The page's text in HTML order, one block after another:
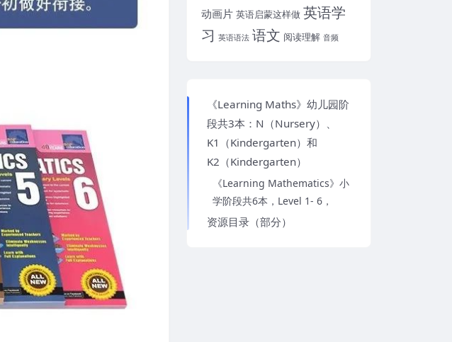
动画片 英语启蒙这样做 英语学
习 英语语法 语文 阅读理解 音频
《Learning Maths》幼儿园阶
段共3本：N（Nursery）、
K1（Kindergarten）和
K2（Kindergarten）
《Learning Mathematics》小
学阶段共6本，Level 1- 6，
资源目录（部分）